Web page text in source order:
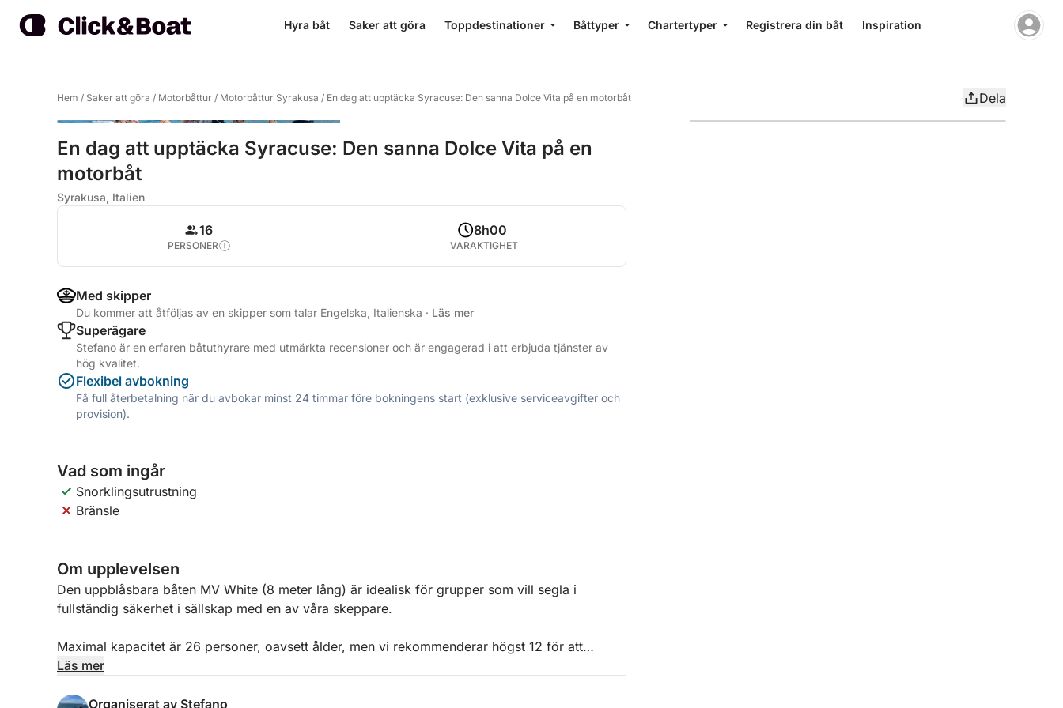
Hyra båt Saker att göra Toppdestinationer Båttyper Chartertyper Registrera din båt Inspiration
Hem / Saker att göra / Motorbåttur / Motorbåttur Syrakusa / En dag att upptäcka Syracuse: Den sanna Dolce Vita på en motorbåt Dela
En dag att upptäcka Syracuse: Den sanna Dolce Vita på en
motorbåt
Syrakusa, Italien
16
PERSONER
8h00
VARAKTIGHET
Med skipper
Du kommer att åtföljas av en skipper som talar Engelska, Italienska · Läs mer
Superägare
Stefano är en erfaren båtuthyrare med utmärkta recensioner och är engagerad i att erbjuda tjänster av
hög kvalitet.
Flexibel avbokning
Få full återbetalning när du avbokar minst 24 timmar före bokningens start (exklusive serviceavgifter och
provision).
Vad som ingår
Snorklingsutrustning
Bränsle
Om upplevelsen
Den uppblåsbara båten MV White (8 meter lång) är idealisk för grupper som vill segla i
fullständig säkerhet i sällskap med en av våra skeppare.
Maximal kapacitet är 26 personer, oavsett ålder, men vi rekommenderar högst 12 för att
undvika trånga stunder.
MV798 är utrustad med gott om utrymme, bekväma sittplatser och alla tillbehör för att göra din
Läs mer
Organiserat av Stefano